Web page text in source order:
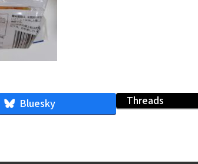
Bluesky Threads